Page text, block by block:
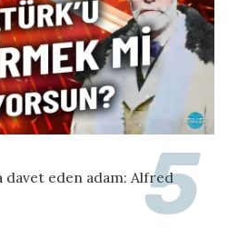
davet eden adam: Alfred